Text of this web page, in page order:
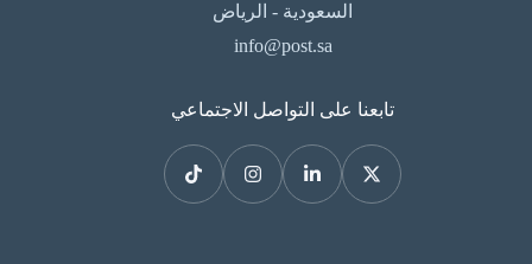
السعودية - الرياض
info@post.sa
تابعنا على التواصل الاجتماعي